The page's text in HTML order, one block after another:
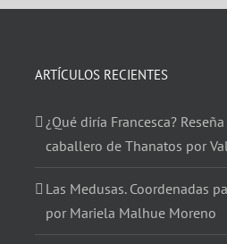
ARTÍCULOS RECIENTES
¿Qué diría Francesca?
caballero de Thanatos por
Las Medusas. Coordenadas
por Mariela Malhue Moreno